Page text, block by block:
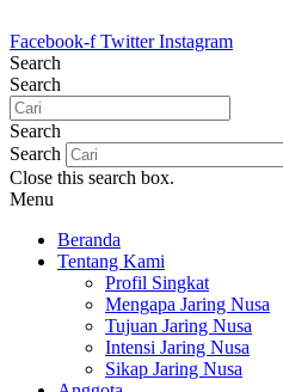
ke
konten
Facebook-f Twitter Instagram
Search
Search
Search
Search
Close this search box.
Menu
Beranda
Tentang Kami
Profil Singkat
Mengapa Jaring Nusa
Tujuan Jaring Nusa
Intensi Jaring Nusa
Sikap Jaring Nusa